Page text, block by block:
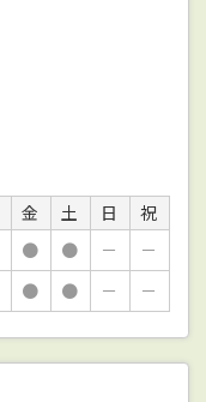
金 土 日
祝
● ● －
－
● ● － －